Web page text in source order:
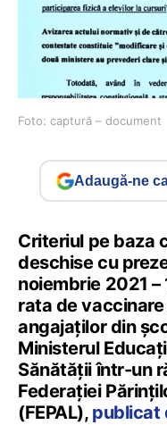
Foto: captură – document
Adaugă-ne
Criteriul pe baza
deschise cu
noiembrie 2021
rata de
angajaților din
Ministerul
Sănătății într-un
Federației
(FEPAL), publicat